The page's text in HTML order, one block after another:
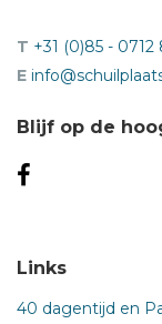
T +31 (0)85 - 0712
E
Blijf op de
Links
40 dagentijd en